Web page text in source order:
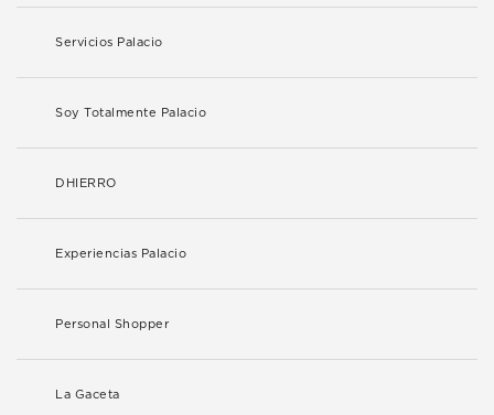
Servicios Palacio
Soy Totalmente Palacio
DHIERRO
Experiencias Palacio
Personal Shopper
La Gaceta